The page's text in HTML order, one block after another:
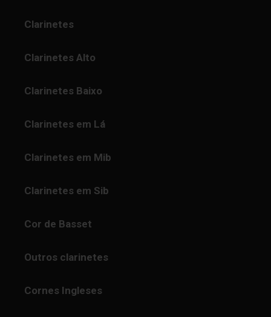
Clarinetes
Clarinetes Alto
Clarinetes Baixo
Clarinetes em Lá
Clarinetes em Mib
Clarinetes em Sib
Cor de Basset
Outros clarinetes
Cornes Ingleses